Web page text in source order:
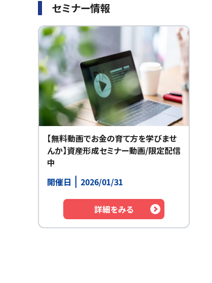
セミナー情報
【無料動画でお金の育て方を学びませ
んか】資産形成セミナー動画/限定配信
中
開催日
2026/01/31
詳細をみる